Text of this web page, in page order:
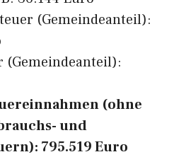
(Gemeindeanteil):
(Gemeindeanteil):
(ohne
und
795.519 Euro